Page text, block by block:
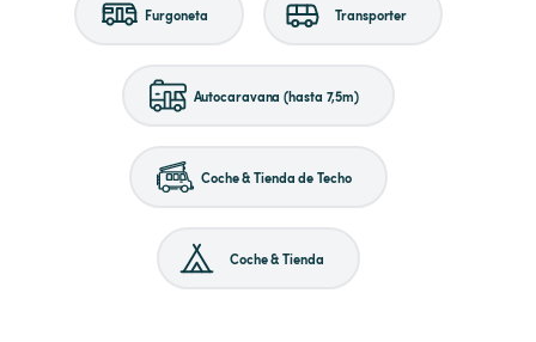
Furgoneta Transporter
Autocaravana (hasta 7,5m)
Coche & Tienda de Techo
Coche & Tienda